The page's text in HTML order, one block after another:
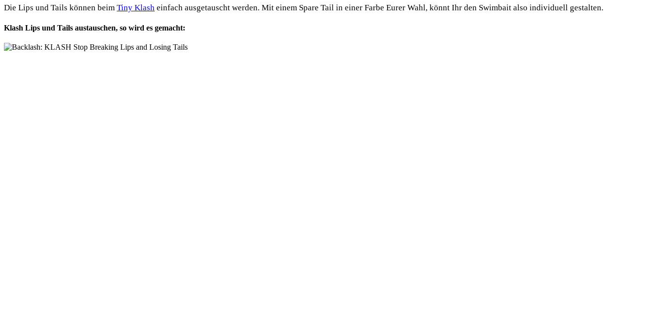
Die Lips und Tails kön­nen beim Tiny Klash ein­fach aus­ge­tauscht wer­den. Mit einem Spa­re Tail in einer Far­be Eurer Wahl, könnt Ihr den Swim­bait also indi­vi­du­ell gestalten.
Klash Lips und Tails austauschen, so wird es gemacht: